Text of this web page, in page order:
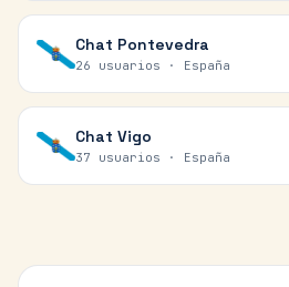
Chat Pontevedra
26 usuarios · España
Chat Vigo
37 usuarios · España